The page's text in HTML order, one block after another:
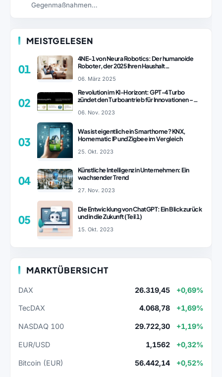
Gegenmaßnahmen…
MEISTGELESEN
01
4NE-1 von Neura Robotics: Der humanoide
Roboter, der 2025 Ihren Haushalt
06. März 2025
02
Revolution im KI-Horizont: GPT-4 Turbo
zündet den Turboantrieb für Innovationen –
06. Nov. 2023
03
Was ist eigentlich ein Smarthome? KNX,
Homematic IP und Zigbee im Vergleich
25. Okt. 2023
04
Künstliche Intelligenz in Unternehmen: Ein
wachsender Trend
27. Nov. 2023
05
Die Entwicklung von ChatGPT: Ein Blick zurück
und in die Zukunft (Teil 1)
15. Okt. 2023
MARKTÜBERSICHT
DAX 26.319,45 +0,69%
TecDAX 4.068,78 +1,69%
NASDAQ 100 29.722,30 +1,19%
EUR/USD 1,1562 +0,32%
Bitcoin (EUR) 56.442,14 +0,52%